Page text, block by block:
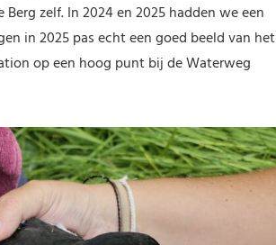
zelf. In 2024 en 2025 hadden we een
in 2025 pas echt een goed beeld van het
op een hoog punt bij de Waterweg